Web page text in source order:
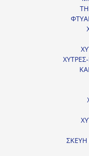
ΣΚΕΥΗ